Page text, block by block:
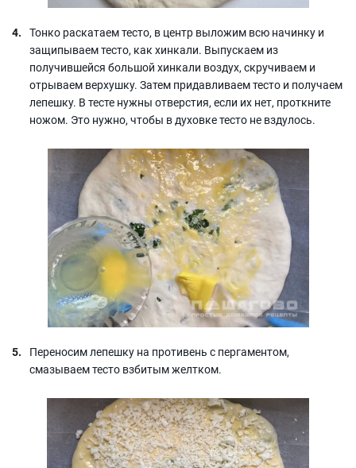
Тонко раскатаем тесто, в центр выложим всю начинку и
защипываем тесто, как хинкали. Выпускаем из
получившейся большой хинкали воздух, скручиваем и
отрываем верхушку. Затем придавливаем тесто и получаем
лепешку. В тесте нужны отверстия, если их нет, проткните
ножом. Это нужно, чтобы в духовке тесто не вздулось.
Переносим лепешку на противень с пергаментом,
смазываем тесто взбитым желтком.